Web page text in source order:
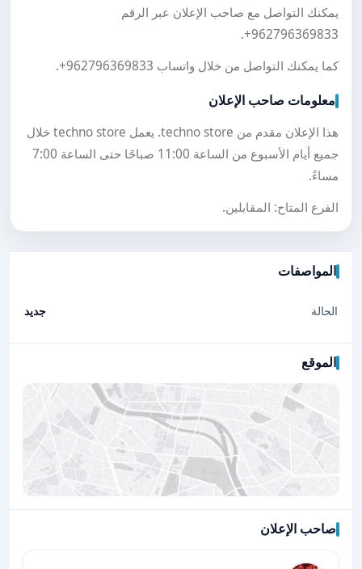
يمكنك التواصل مع صاحب الإعلان عبر الرقم
+962796369833
.
كما يمكنك التواصل من خلال واتساب +962796369833
.
معلومات صاحب الإعلان
هذا الإعلان مقدم من techno store. يعمل techno store خلال
جميع أيام الأسبوع من الساعة 11:00 صباحًا حتى الساعة 7:00
مساءً.
الفرع المتاح: المقابلين.
المواصفات
الحالة جديد
الموقع
صاحب الإعلان